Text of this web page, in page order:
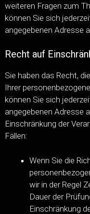
weiteren Fragen zum
können Sie sich
angegebenen Adresse
Recht auf
Sie haben das Recht,
Ihrer
können Sie sich
angegebenen Adresse
Einschränkung der
Fällen:
Wenn Sie die
wir in der Regel
Dauer der
Einschränkung